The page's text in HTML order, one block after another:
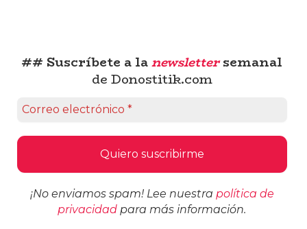
## Suscríbete a lanewslettersemanal
de Donostitik.com
¡No enviamos spam! Lee nuestra política de
privacidad para más información.